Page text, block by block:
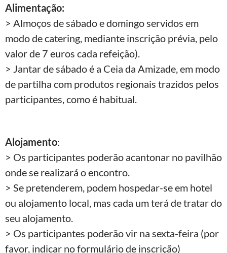
Alimentação:
> Almoços de sábado e domingo servidos em
modo de catering, mediante inscrição prévia, pelo
valor de 7 euros cada refeição).
> Jantar de sábado é a Ceia da Amizade, em modo
de partilha com produtos regionais trazidos pelos
participantes, como é habitual.
Alojamento:
> Os participantes poderão acantonar no pavilhão
onde se realizará o encontro.
> Se pretenderem, podem hospedar-se em hotel
ou alojamento local, mas cada um terá de tratar do
seu alojamento.
> Os participantes poderão vir na sexta-feira (por
favor, indicar no formulário de inscrição)